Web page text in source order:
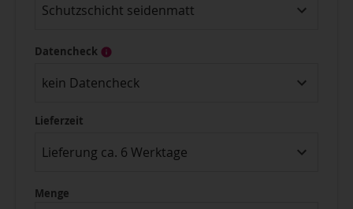
Schutzschicht seidenmatt
Datencheck
kein Datencheck
Lieferzeit
Lieferung ca. 6 Werktage
Menge